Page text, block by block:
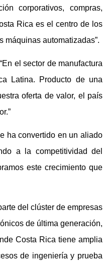
corporativos, compras,
Rica es el centro de los
máquinas automatizadas”.
el sector de manufactura
Latina. Producto de una
oferta de valor, el país
ha convertido en un aliado
a la competitividad del
este crecimiento que
del clúster de empresas
de última generación,
Costa Rica tiene amplia
de ingeniería y prueba